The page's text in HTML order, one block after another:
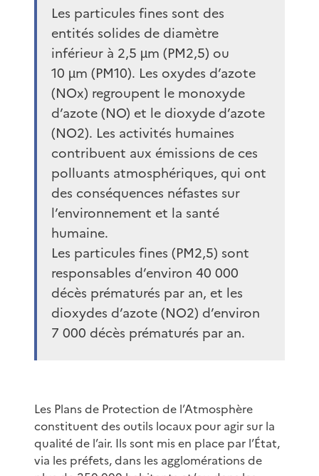
Les particules fines sont des
entités solides de diamètre
inférieur à 2,5 µm (PM2,5) ou
10 µm (PM10). Les oxydes d’azote
(NOx) regroupent le monoxyde
d’azote (NO) et le dioxyde d’azote
(NO2). Les activités humaines
contribuent aux émissions de ces
polluants atmosphériques, qui ont
des conséquences néfastes sur
l’environnement et la santé
humaine.
Les particules fines (PM2,5) sont
responsables d’environ 40 000
décès prématurés par an, et les
dioxydes d’azote (NO2) d’environ
7 000 décès prématurés par an.
Les Plans de Protection de l’Atmosphère
constituent des outils locaux pour agir sur la
qualité de l’air. Ils sont mis en place par l’État,
via les préfets, dans les agglomérations de